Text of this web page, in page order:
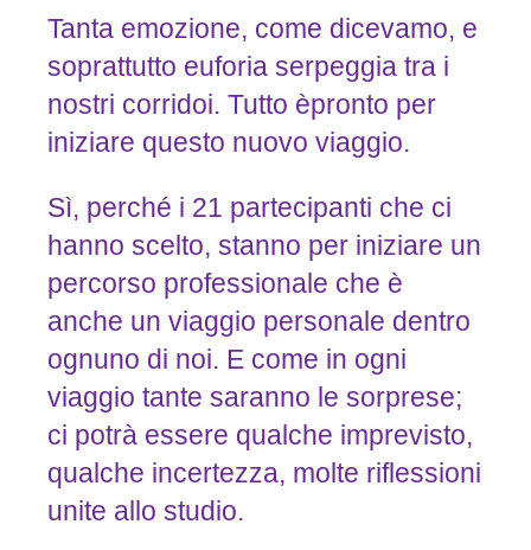
Tanta emozione, come dicevamo, e
soprattutto euforia serpeggia tra i
nostri corridoi. Tutto èpronto per
iniziare questo nuovo viaggio.
Sì, perché i 21 partecipanti che ci
hanno scelto, stanno per iniziare un
percorso professionale che è
anche un viaggio personale dentro
ognuno di noi. E come in ogni
viaggio tante saranno le sorprese;
ci potrà essere qualche imprevisto,
qualche incertezza, molte riflessioni
unite allo studio.